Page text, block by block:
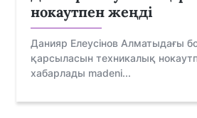
нокаутпен жеңді
Данияр Елеусінов Алматыдағы
қарсыласын техникалық
хабарлады madeni...